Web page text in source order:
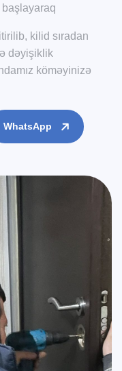
kilid sıradan
dəyişiklik
köməyinizə
WhatsApp